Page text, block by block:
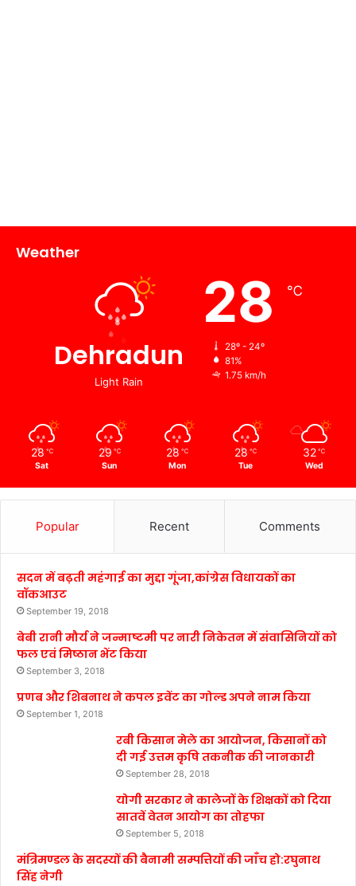
Weather
Dehradun
Light Rain
28 ℃
28º - 24º
81%
1.75 km/h
28 ℃
Sat
29 ℃
Sun
28 ℃
Mon
28 ℃
Tue
32 ℃
Wed
Popular Recent Comments
सदन में बढ़ती महंगाई का मुद्दा गूंजा,कांग्रेस विधायकों का
वॉकआउट
September 19, 2018
बेबी रानी मौर्य ने जन्माष्टमी पर नारी निकेतन में संवासिनियों को
फल एवं मिष्ठान भेंट किया
September 3, 2018
प्रणब और शिबनाथ ने कपल इवेंट का गोल्ड अपने नाम किया
September 1, 2018
रबी किसान मेले का आयोजन, किसानों को
दी गई उत्तम कृषि तकनीक की जानकारी
September 28, 2018
योगी सरकार ने कालेजों के शिक्षकों को दिया
सातवें वेतन आयोग का तोहफा
September 5, 2018
मंत्रिमण्डल के सदस्यों की बैनामी सम्पत्तियों की जाँच हो:रघुनाथ
सिंह नेगी